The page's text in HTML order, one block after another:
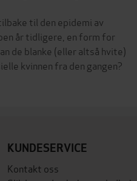
til den epidemi av
år tidligere, en form for
de blanke (eller altså hvite)
kvinnen fra den gangen?
KUNDESERVICE
Kontakt oss